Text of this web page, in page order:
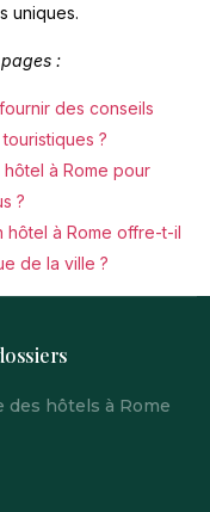
uniques.
:
des conseils
?
à Rome pour
?
hôtel à Rome offre-t-il
de la ville ?
des hôtels à Rome